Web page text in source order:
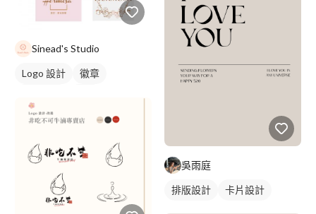
Sinead's Studio
Logo 設計
徽章
吳雨庭
排版設計 卡片設計